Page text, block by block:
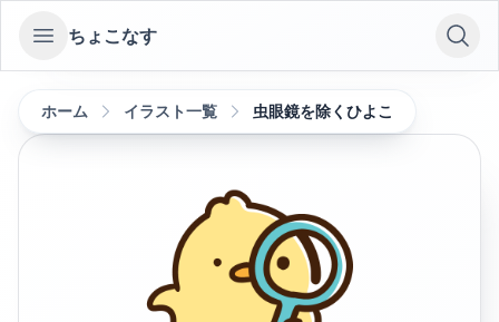
Open sidebar
ちょこなす
ホーム イラスト一覧 虫眼鏡を除くひよこ